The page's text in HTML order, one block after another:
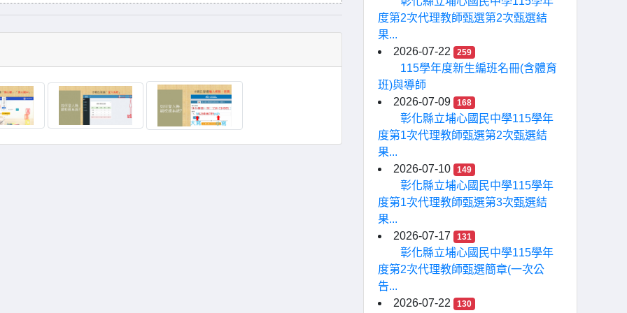
度第2次代理教師甄選第2次甄選結
果...
2026-07-22
259
115學年度新生編班名冊(含體育
班)與導師
2026-07-09
168
彰化縣立埔心國民中學115學年
度第1次代理教師甄選第2次甄選結
果...
2026-07-10
149
彰化縣立埔心國民中學115學年
度第1次代理教師甄選第3次甄選結
果...
2026-07-17
131
彰化縣立埔心國民中學115學年
度第2次代理教師甄選簡章(一次公
告...
2026-07-22
130